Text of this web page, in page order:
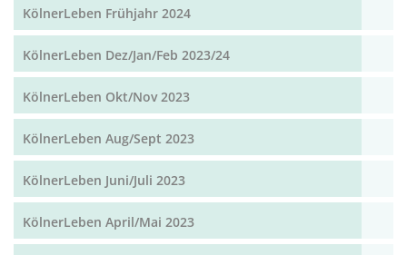
KölnerLeben Frühjahr 2024
KölnerLeben Dez/Jan/Feb 2023/24
KölnerLeben Okt/Nov 2023
KölnerLeben Aug/Sept 2023
KölnerLeben Juni/Juli 2023
KölnerLeben April/Mai 2023